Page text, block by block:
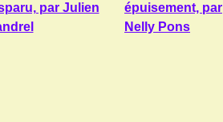
par Julien
épuisement, par
Nelly Pons